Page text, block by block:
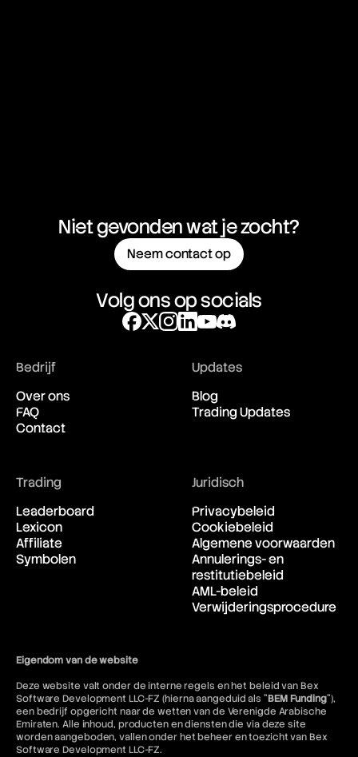
Niet gevonden wat je zocht?
Neem contact op
Volg ons op socials
Bedrijf
Over ons
FAQ
Contact
Updates
Blog
Trading Updates
Trading
Leaderboard
Lexicon
Affiliate
Symbolen
Juridisch
Privacybeleid
Cookiebeleid
Algemene voorwaarden
Annulerings- en
restitutiebeleid
AML-beleid
Verwijderingsprocedure
Eigendom van de website
Deze website valt onder de interne regels en het beleid van Bex
Software Development LLC-FZ (hierna aangeduid als "BEM Funding"),
een bedrijf opgericht naar de wetten van de Verenigde Arabische
Emiraten. Alle inhoud, producten en diensten die via deze site
worden aangeboden, vallen onder het beheer en toezicht van Bex
Software Development LLC-FZ.